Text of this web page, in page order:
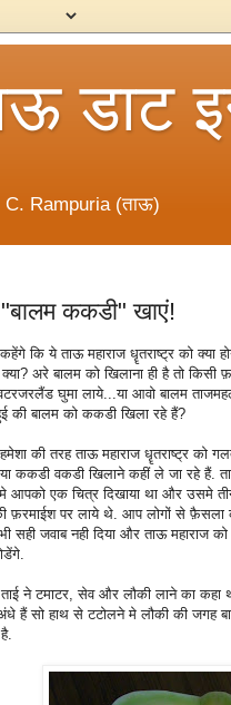
डाट
C. Rampuria (ताऊ)
ककडी" खाएं!
कि ये ताऊ महाराज धॄतराष्ट्र को क्या
अरे बालम को खिलाना ही है तो किसी
घुमा लाये...या आवो बालम
की बालम को ककडी खिला रहे हैं?
की तरह ताऊ महाराज धॄतराष्ट्र को
या ककडी वकडी खिलाने कहीं ले जा रहे हैं.
आपको एक चित्र दिखाया था और उसमे तीन
फ़रमाईश पर लाये थे. आप लोगों से फ़ैसला
सही जवाब नही दिया और ताऊ महाराज
ने टमाटर, सेव और लौकी लाने का
अंधे हैं सो हाथ से टटोलने मे लौकी की